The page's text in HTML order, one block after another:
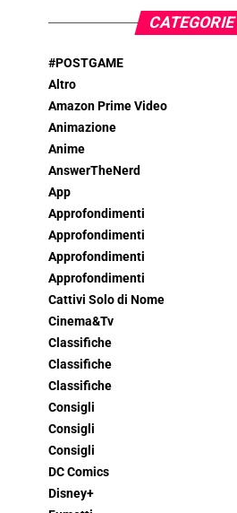
CATEGORIE
#POSTGAME
Altro
Amazon Prime Video
Animazione
Anime
AnswerTheNerd
App
Approfondimenti
Approfondimenti
Approfondimenti
Approfondimenti
Cattivi Solo di Nome
Cinema&Tv
Classifiche
Classifiche
Classifiche
Consigli
Consigli
Consigli
DC Comics
Disney+